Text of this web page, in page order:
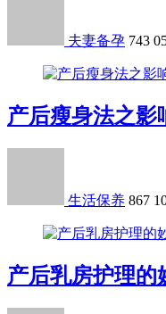
夫妻备孕 743
产后瘦身法之影
生活保养 867
产后乳房护理的